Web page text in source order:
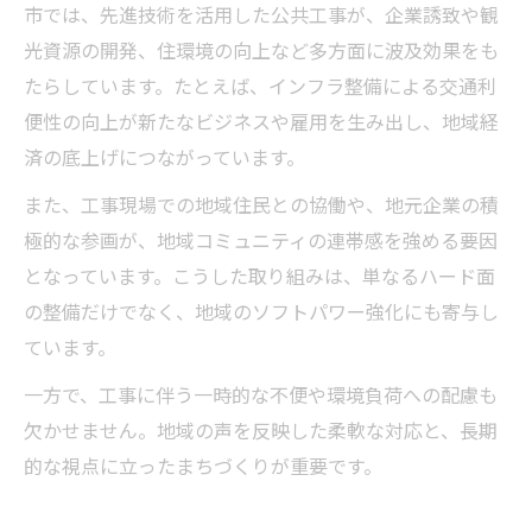
市では、先進技術を活用した公共工事が、企業誘致や観
光資源の開発、住環境の向上など多方面に波及効果をも
たらしています。たとえば、インフラ整備による交通利
便性の向上が新たなビジネスや雇用を生み出し、地域経
済の底上げにつながっています。
また、工事現場での地域住民との協働や、地元企業の積
極的な参画が、地域コミュニティの連帯感を強める要因
となっています。こうした取り組みは、単なるハード面
の整備だけでなく、地域のソフトパワー強化にも寄与し
ています。
一方で、工事に伴う一時的な不便や環境負荷への配慮も
欠かせません。地域の声を反映した柔軟な対応と、長期
的な視点に立ったまちづくりが重要です。